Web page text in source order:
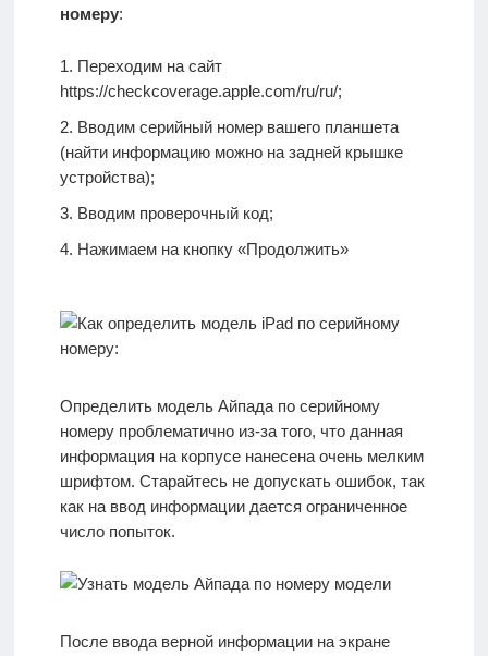
номеру:
Переходим на сайт
https://checkcoverage.apple.com/ru/ru/;
Вводим серийный номер вашего планшета
(найти информацию можно на задней крышке
устройства);
Вводим проверочный код;
Нажимаем на кнопку «Продолжить»
Определить модель Айпада по серийному
номеру проблематично из-за того, что данная
информация на корпусе нанесена очень мелким
шрифтом. Старайтесь не допускать ошибок, так
как на ввод информации дается ограниченное
число попыток.
После ввода верной информации на экране